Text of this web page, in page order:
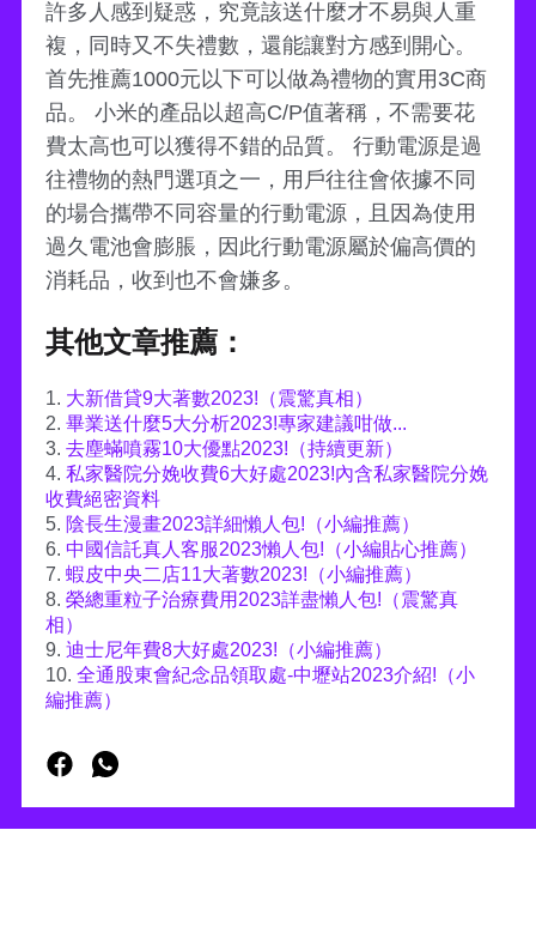
許多人感到疑惑，究竟該送什麼才不易與人重
複，同時又不失禮數，還能讓對方感到開心。
首先推薦1000元以下可以做為禮物的實用3C商
品。 小米的產品以超高C/P值著稱，不需要花
費太高也可以獲得不錯的品質。 行動電源是過
往禮物的熱門選項之一，用戶往往會依據不同
的場合攜帶不同容量的行動電源，且因為使用
過久電池會膨脹，因此行動電源屬於偏高價的
消耗品，收到也不會嫌多。
其他文章推薦：
1. 大新借貸9大著數2023!（震驚真相）
2. 畢業送什麼5大分析2023!專家建議咁做...
3. 去塵蟎噴霧10大優點2023!（持續更新）
4. 私家醫院分娩收費6大好處2023!內含私家醫院分娩
收費絕密資料
5. 陰長生漫畫2023詳細懶人包!（小編推薦）
6. 中國信託真人客服2023懶人包!（小編貼心推薦）
7. 蝦皮中央二店11大著數2023!（小編推薦）
8. 榮總重粒子治療費用2023詳盡懶人包!（震驚真
相）
9. 迪士尼年費8大好處2023!（小編推薦）
10. 全通股東會紀念品領取處-中壢站2023介紹!（小
編推薦）